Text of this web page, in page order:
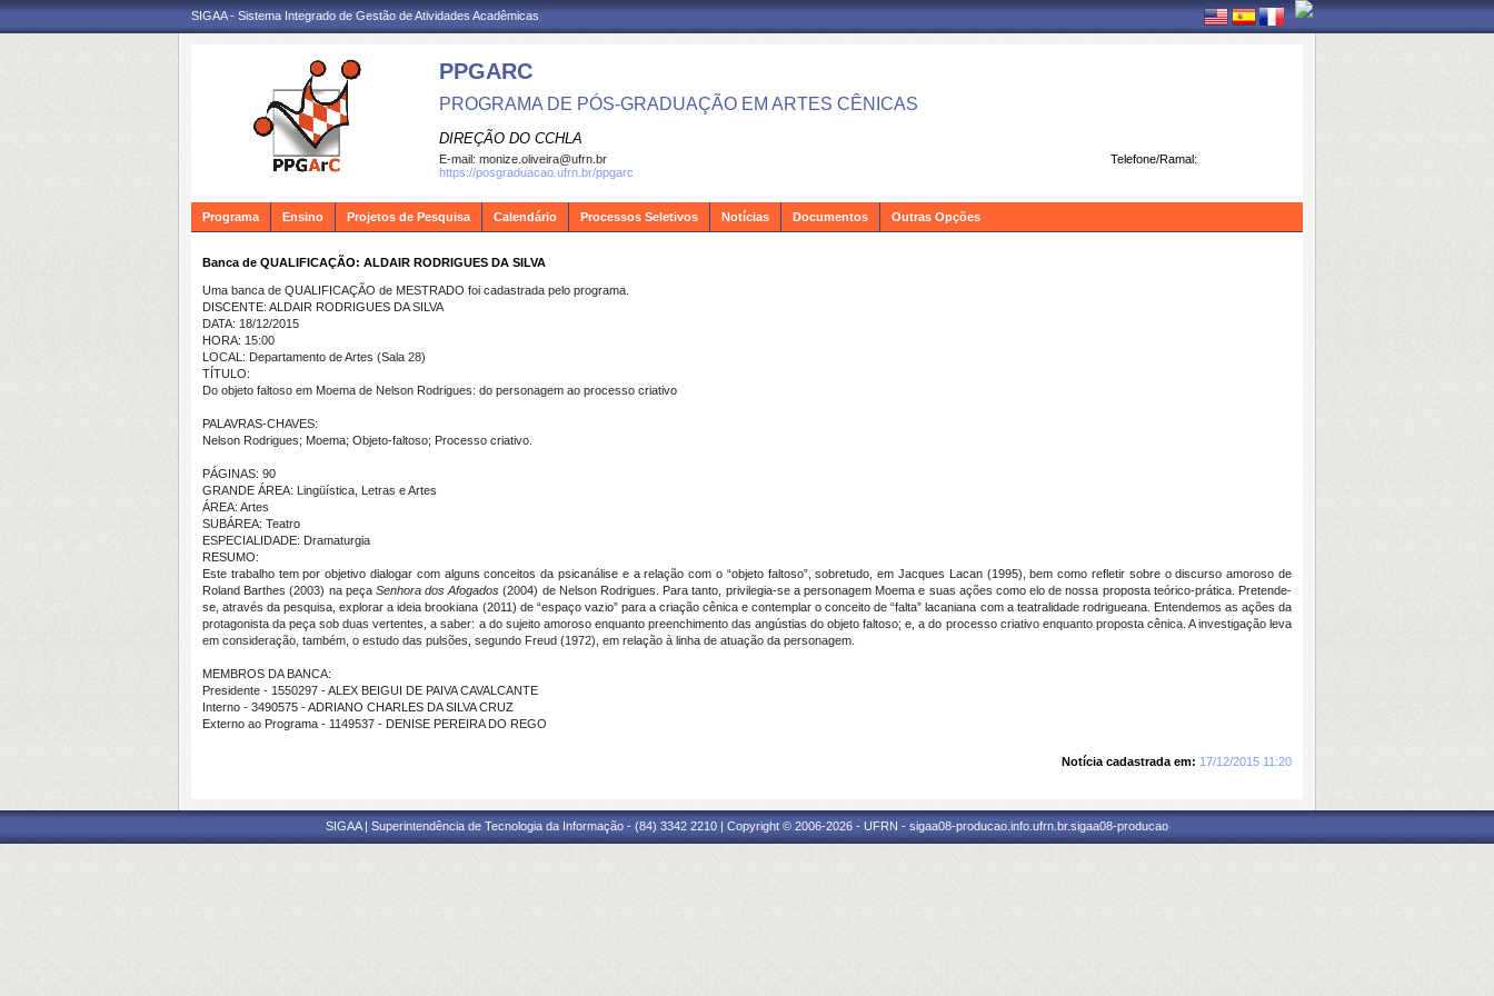
SIGAA - Sistema Integrado de Gestão de Atividades Acadêmicas
PPGARC
PROGRAMA DE PÓS-GRADUAÇÃO EM ARTES CÊNICAS
DIREÇÃO DO CCHLA
Telefone/Ramal:
E-mail: monize.oliveira@ufrn.br
https://posgraduacao.ufrn.br/ppgarc
Programa Ensino Projetos de Pesquisa Calendário Processos Seletivos Notícias Documentos Outras Opções
Banca de QUALIFICAÇÃO: ALDAIR RODRIGUES DA SILVA
Uma banca de QUALIFICAÇÃO de MESTRADO foi cadastrada pelo programa.
DISCENTE: ALDAIR RODRIGUES DA SILVA
DATA: 18/12/2015
HORA: 15:00
LOCAL: Departamento de Artes (Sala 28)
TÍTULO:
Do objeto faltoso em Moema de Nelson Rodrigues: do personagem ao processo criativo
PALAVRAS-CHAVES:
Nelson Rodrigues; Moema; Objeto-faltoso; Processo criativo.
PÁGINAS: 90
GRANDE ÁREA: Lingüística, Letras e Artes
ÁREA: Artes
SUBÁREA: Teatro
ESPECIALIDADE: Dramaturgia
RESUMO:
Este trabalho tem por objetivo dialogar com alguns conceitos da psicanálise e a relação com o “objeto faltoso”, sobretudo, em Jacques Lacan (1995), bem como refletir sobre o discurso amoroso de
Roland Barthes (2003) na peça Senhora dos Afogados (2004) de Nelson Rodrigues. Para tanto, privilegia-se a personagem Moema e suas ações como elo de nossa proposta teórico-prática. Pretende-
se, através da pesquisa, explorar a ideia brookiana (2011) de “espaço vazio” para a criação cênica e contemplar o conceito de “falta” lacaniana com a teatralidade rodrigueana. Entendemos as ações da
protagonista da peça sob duas vertentes, a saber: a do sujeito amoroso enquanto preenchimento das angústias do objeto faltoso; e, a do processo criativo enquanto proposta cênica. A investigação leva
em consideração, também, o estudo das pulsões, segundo Freud (1972), em relação à linha de atuação da personagem.
MEMBROS DA BANCA:
Presidente - 1550297 - ALEX BEIGUI DE PAIVA CAVALCANTE
Interno - 3490575 - ADRIANO CHARLES DA SILVA CRUZ
Externo ao Programa - 1149537 - DENISE PEREIRA DO REGO
Notícia cadastrada em: 17/12/2015 11:20
SIGAA | Superintendência de Tecnologia da Informação - (84) 3342 2210 | Copyright © 2006-2026 - UFRN - sigaa08-producao.info.ufrn.br.sigaa08-producao